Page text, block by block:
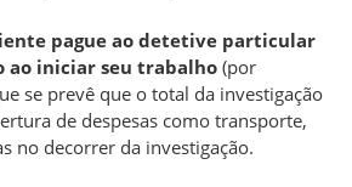
pague ao detetive particular
ao iniciar seu trabalho (por
se prevê que o total da investigação
de despesas como transporte,
no decorrer da investigação.